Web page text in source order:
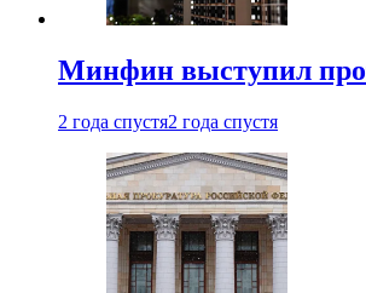
Минфин выступил
2 года спустя2 года спустя